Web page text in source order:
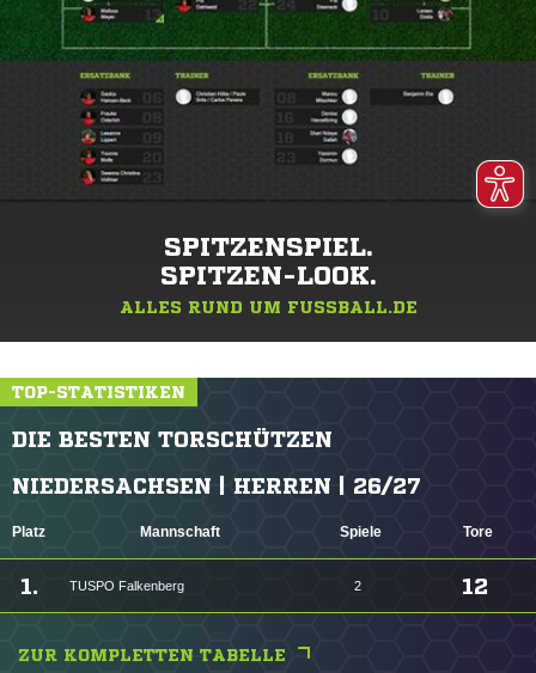
SPITZENSPIEL.
SPITZEN-LOOK.
ALLES RUND UM FUSSBALL.DE
TOP-STATISTIKEN
DIE BESTEN TORSCHÜTZEN
NIEDERSACHSEN | HERREN | 26/27
Platz Mannschaft Spiele Tore
1. TUSPO Falkenberg 2 12
ZUR KOMPLETTEN TABELLE